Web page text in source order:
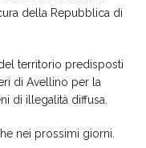
della Repubblica di
territorio predisposti
di Avellino per la
di illegalità diffusa.
nei prossimi giorni.